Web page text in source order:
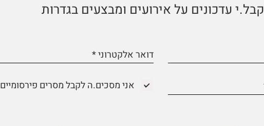
קבל.י עדכונים על אירועים ומבצעים בגדרות
אני מסכים.ה לקבל מסרים פירסומיים